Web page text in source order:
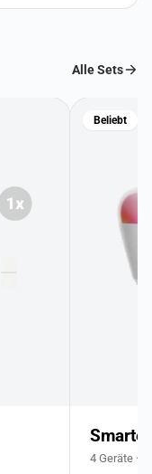
Alle Sets
Beliebt
4 Geräte ·